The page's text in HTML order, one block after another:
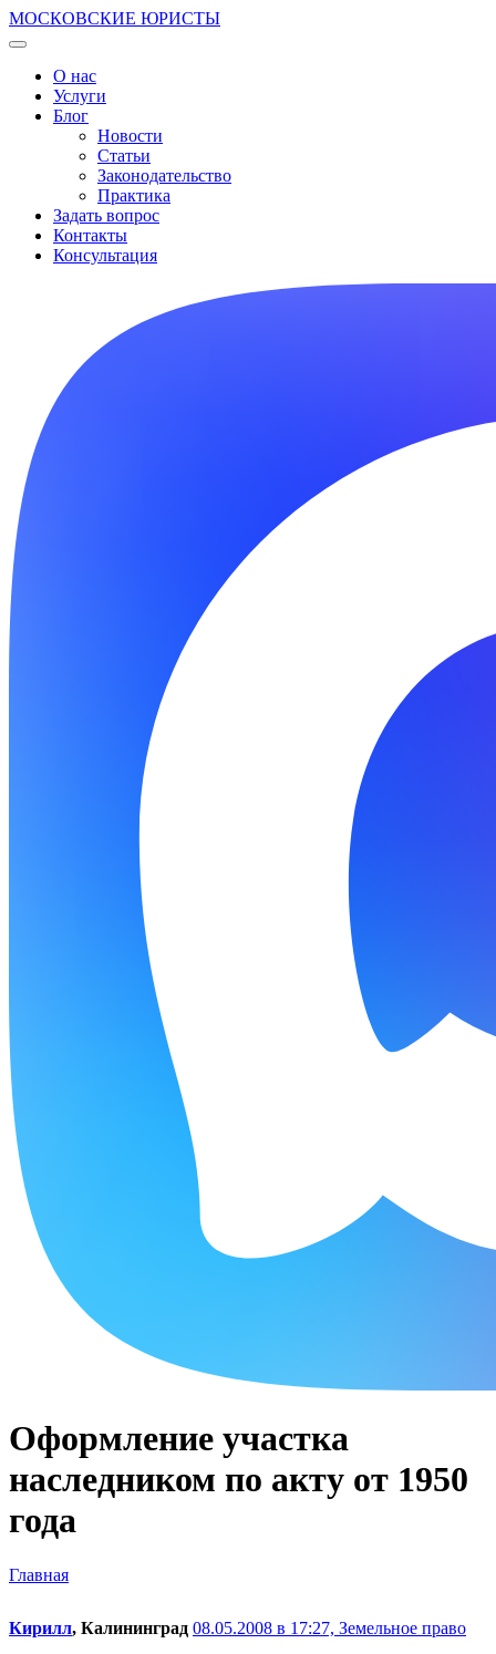
МОСКОВСКИЕ ЮРИСТЫ
О нас
Услуги
Блог
Новости
Статьи
Законодательство
Практика
Задать вопрос
Контакты
Консультация
Оформление участка
наследником по акту от 1950
года
Главная
Кирилл, Калининград 08.05.2008 в 17:27, Земельное право